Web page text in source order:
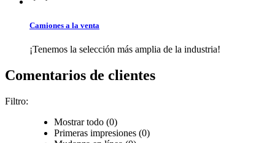
Camiones a la venta
¡Tenemos la selección más amplia de la industria!
Comentarios de clientes
Filtro:
Mostrar todo (0)
Primeras impresiones (0)